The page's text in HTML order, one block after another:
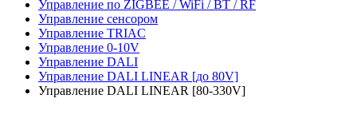
Управление по ZIGBEE / WiFi / BT / RF
Управление сенсором
Управление TRIAC
Управление 0-10V
Управление DALI
Управление DALI LINEAR [до 80V]
Управление DALI LINEAR [80-330V]